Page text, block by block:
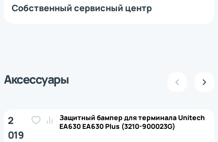
Собственный сервисный центр
Аксессуары
Защитный бампер для терминала Unitech
EA630 EA630 Plus (3210-900023G)
2
019